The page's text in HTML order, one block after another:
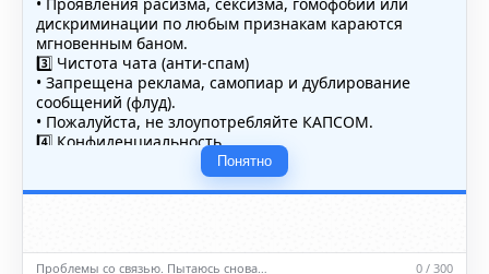
дискриминации по любым признакам караются
мгновенным баном.
3️⃣ Чистота чата (анти-спам)
• Запрещена реклама, самопиар и дублирование
сообщений (флуд).
• Пожалуйста, не злоупотребляйте КАПСОМ.
4️⃣ Конфиденциальность
• Не публикуйте личные данные — свои или чужие
(телефоны, адреса, документы).
5️⃣ Уместность контента
насилию.
Понятно
Проблемы со связью. Пытаюсь снова… 0 / 300